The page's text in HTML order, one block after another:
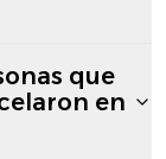
que
en